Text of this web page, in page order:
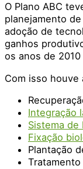
O Plano ABC
planejamento
adoção de
ganhos
os anos de
Com isso houve
Integração
Sistema de
Fixação
Plantação